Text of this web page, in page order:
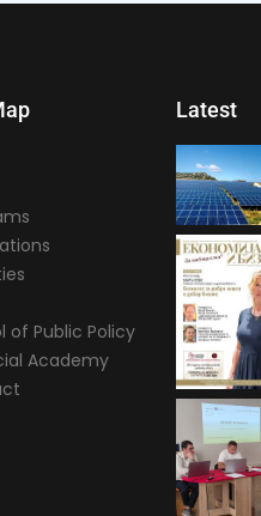
of Public Policy
Academy
Latest